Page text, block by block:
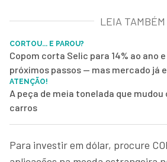
LEIA TAMBÉM
CORTOU... E PAROU?
Copom corta Selic para 14% ao ano
próximos passos — mas mercado já
ATENÇÃO!
A peça de meia tonelada que mudou
carros
Para investir em dólar, procure